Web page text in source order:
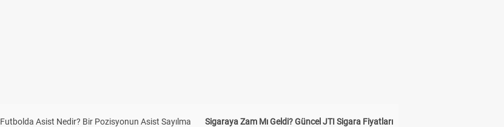
Futbolda Asist Nedir? Bir Pozisyonun Asist Sayılma
Sigaraya Zam Mı Geldi? Güncel JTI Sigara Fiyatları